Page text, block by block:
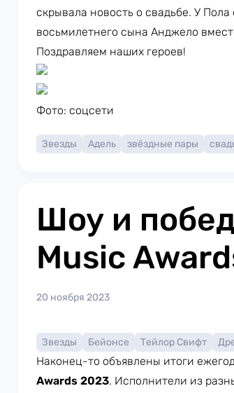
скрывала новость о свадьбе. У
восьмилетнего сына Анджело
Поздравляем наших героев!
Фото: соцсети
Звезды Адель звёздные пары
Шоу и
Music
20 ноября 2023
Звезды Бейонсе Тейлор Свифт
Наконец-то объявлены итоги
Awards 2023. Исполнители из